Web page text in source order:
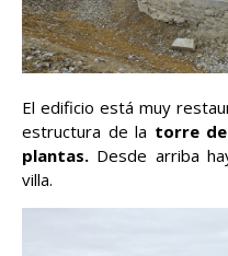
El edificio está muy
estructura de la torre
plantas. Desde arriba
villa.